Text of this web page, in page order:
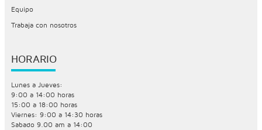
Equipo
Trabaja con nosotros
HORARIO
Lunes a Jueves:
9:00 a 14:00 horas
15:00 a 18:00 horas
Viernes: 9:00 a 14:30 horas
Sabado 9.00 am a 14:00